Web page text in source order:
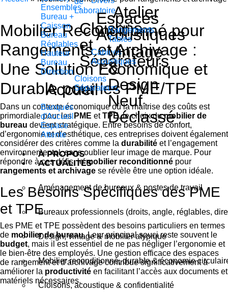
Ensembles
Bureau +
Caisson
Bureau
Réglables
Hauteur
Bureau
Direction
Accueil
Banques
d'Accueil
Espace
Attente
Laboratoire
Cloisons
et
Séparateurs
Cloisons
Séparateurs
Espaces
Acoustiques
Cabines
Acoustiques
Atelier
Rangements
Tables
Vintage
&
Design
Neuf
Déclassé
À PROPOS
ACTUALITÉS
Aménagement de bureaux & postes de travail
Bureaux professionnels (droits, angle, réglables,
Design, vintage & mobilier atypique
Mobilier reconditionné, durable & économie
Cloisons, acoustique & confidentialité
Mobilier Reconditionné pour
Rangements et Archivage :
Une Solution Économique et
Durable pour les PME/TPE
Dans un contexte économique où la maîtrise des coûts est
primordiale pour les PME etTPE, le choix dumobilier de
bureau devient stratégique. Entre besoins de confort,
d’ergonomie et d’esthétique, ces entreprises doivent également
considérer des critères comme la durabilité et l’engagement
environnemental, sans oublier leur image de marque. Pour
répondre à ces défis, lemobilier reconditionné pour
rangements et archivage se révèle être une option idéale.
Les Besoins Spécifiques des PME
et TPE
Les PME et TPE possèdent des besoins particuliers en termes
de mobilier de bureau. Leur principal souci reste souvent le
budget, mais il est essentiel de ne pas négliger l’ergonomie et
le bien-être des employés. Une gestion efficace des espaces
de rangement et d’archivage contribue significativement à
améliorer la productivité en facilitant l’accès aux documents et
matériels nécessaires.